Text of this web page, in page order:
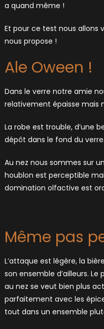
a quand même !
Et pour ce test nous allons
nous propose !
Ale Oween !
Dans le verre notre amie
relativement épaisse mais
La robe est trouble, d’une
dépôt dans le fond du verre.
Au nez nous sommes sur
houblon est perceptible
domination olfactive est
Même pas
L’attaque est légère, la
son ensemble d’ailleurs.
au nez se veut bien plus
parfaitement avec les
tout dans un ensemble